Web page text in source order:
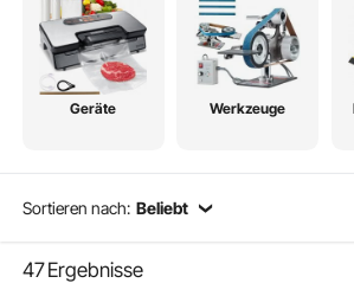
Geräte Werkzeuge
Sortieren nach: Beliebt
47Ergebnisse